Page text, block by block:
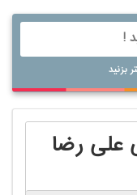
بزنید
علی رضا